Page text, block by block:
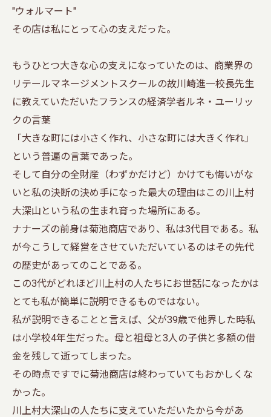
"ウォルマート"
その店は私にとって心の支えだった。
もうひとつ大きな心の支えになっていたのは、商業界の
リテールマネージメントスクールの故川崎進一校長先生
に教えていただいたフランスの経済学者ルネ・ユーリッ
クの言葉
「大きな町には小さく作れ、小さな町には大きく作れ」
という普遍の言葉であった。
そして自分の全財産（わずかだけど）かけても悔いがな
いと私の決断の決め手になった最大の理由はこの川上村
大深山という私の生まれ育った場所にある。
ナナーズの前身は菊池商店であり、私は3代目である。私
が今こうして経営をさせていただいているのはその先代
の歴史があってのことである。
この3代がどれほど川上村の人たちにお世話になったかは
とても私が簡単に説明できるものではない。
私が説明できることと言えば、父が39歳で他界した時私
は小学校4年生だった。母と祖母と3人の子供と多額の借
金を残して逝ってしまった。
その時点ですでに菊池商店は終わっていてもおかしくな
かった。
川上村大深山の人たちに支えていただいたから今があ